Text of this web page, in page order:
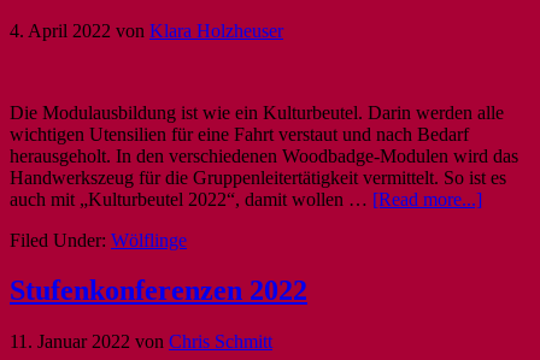
4. April 2022 von Klara Holzheuser
Die Modulausbildung ist wie ein Kulturbeutel. Darin werden alle
wichtigen Utensilien für eine Fahrt verstaut und nach Bedarf
herausgeholt. In den verschiedenen Woodbadge-Modulen wird das
Handwerkszeug für die Gruppenleitertätigkeit vermittelt. So ist es
auch mit „Kulturbeutel 2022“, damit wollen … [Read more...]
Filed Under: Wölflinge
Stufenkonferenzen 2022
11. Januar 2022 von Chris Schmitt